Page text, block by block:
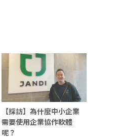
【採訪】為什麼中小企業
需要使用企業協作軟體
呢？